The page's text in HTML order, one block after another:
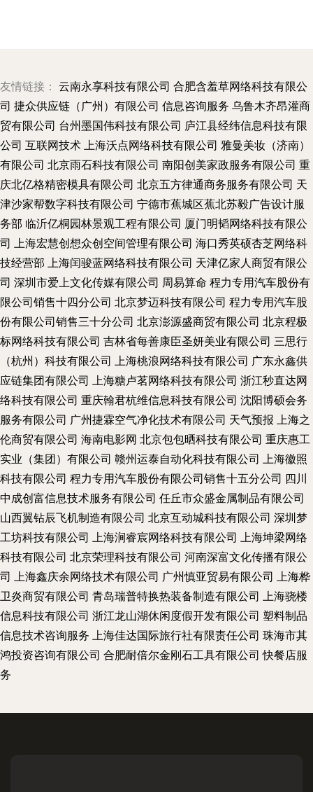
友情链接： 云南永享科技有限公司 合肥含羞草网络科技有限公
司 捷众供应链（广州）有限公司 信息咨询服务 乌鲁木齐昂灌商
贸有限公司 台州墨国伟科技有限公司 庐江县经纬信息科技有限
公司 互联网技术 上海沃点网络科技有限公司 雅曼美妆（济南）
有限公司 北京雨石科技有限公司 南阳创美家政服务有限公司 重
庆北亿格精密模具有限公司 北京五方律通商务服务有限公司 天
津沙家帮数字科技有限公司 宁德市蕉城区蕉北苏毅广告设计服
务部 临沂亿桐园林景观工程有限公司 厦门明韬网络科技有限公
司 上海宏慧创想众创空间管理有限公司 海口秀英硕杏芝网络科
技经营部 上海闰骏蓝网络科技有限公司 天津亿家人商贸有限公
司 深圳市爱上文化传媒有限公司 周易算命 程力专用汽车股份有
限公司销售十四分公司 北京梦迈科技有限公司 程力专用汽车股
份有限公司销售三十分公司 北京澎源盛商贸有限公司 北京程极
标网络科技有限公司 吉林省每善康臣圣妍美业有限公司 三思行
（杭州）科技有限公司 上海桃浪网络科技有限公司 广东永鑫供
应链集团有限公司 上海糖卢茗网络科技有限公司 浙江秒直达网
络科技有限公司 重庆翰君杭维信息科技有限公司 沈阳博硕会务
服务有限公司 广州捷霖空气净化技术有限公司 天气预报 上海之
伦商贸有限公司 海南电影网 北京包包晒科技有限公司 重庆惠工
实业（集团）有限公司 赣州运泰自动化科技有限公司 上海徽照
科技有限公司 程力专用汽车股份有限公司销售十五分公司 四川
中成创富信息技术服务有限公司 任丘市众盛金属制品有限公司
山西翼钻辰飞机制造有限公司 北京互动城科技有限公司 深圳梦
工坊科技有限公司 上海涧睿宸网络科技有限公司 上海坤梁网络
科技有限公司 北京荣理科技有限公司 河南深富文化传播有限公
司 上海鑫庆余网络技术有限公司 广州慎亚贸易有限公司 上海桦
卫炎商贸有限公司 青岛瑞普特换热装备制造有限公司 上海骁楼
信息科技有限公司 浙江龙山湖休闲度假开发有限公司 塑料制品
信息技术咨询服务 上海佳达国际旅行社有限责任公司 珠海市其
鸿投资咨询有限公司 合肥耐倍尔金刚石工具有限公司 快餐店服
务